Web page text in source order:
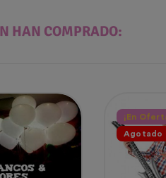
HAN COMPRADO:
¡En
Agotado